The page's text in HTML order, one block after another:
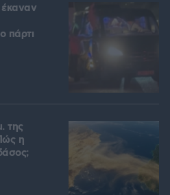
έκαναν
πάρτι
της
η